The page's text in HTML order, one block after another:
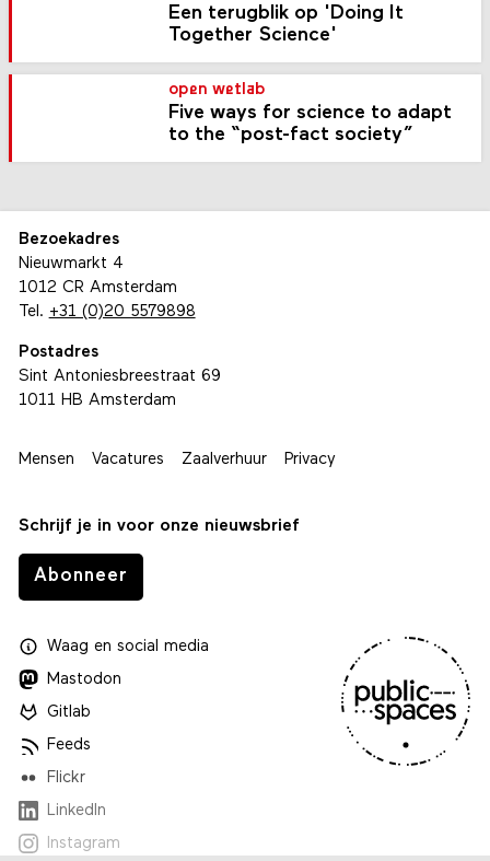
Een terugblik op 'Doing It
Together Science'
open wetlab
Five ways for science to adapt
to the “post-fact society”
Bezoekadres
Nieuwmarkt 4
1012 CR Amsterdam
Tel. +31 (0)20 5579898
Postadres
Sint Antoniesbreestraat 69
1011 HB Amsterdam
Mensen Vacatures Zaalverhuur Privacy
Schrijf je in voor onze nieuwsbrief
Abonneer
Waagen social media
Mastodon
Gitlab
Feeds
Flickr
LinkedIn
Instagram